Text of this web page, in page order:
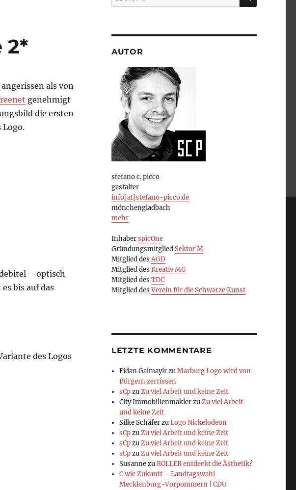
2*
als von
genehmigt
die ersten
Logo.
– optisch
bis auf das
des Logos
nach:
AUTOR
stefano c. picco
gestalter
info[at]stefano-picco.de
mönchengladbach
mehr
InhaberspicOne
GründungsmitgliedSektor M
Mitglied desAGD
Mitglied des Kreativ MG
Mitglied des TDC
Mitglied desVerein für die Schwarze Kunst
LETZTE KOMMENTARE
Fidan GalmayirzuMarburg Logo wird von
Bürgern zerrissen
sCpzuZu viel Arbeit und keine Zeit
City ImmobilienmaklerzuZu viel Arbeit
und keine Zeit
Silke SchäferzuLogo Nickelodeon
sCpzuZu viel Arbeit und keine Zeit
sCpzuZu viel Arbeit und keine Zeit
sCpzuZu viel Arbeit und keine Zeit
SusannezuROLLER entdeckt die Ästhetik?
C wie Zukunft – Landtagswahl
Mecklenburg-Vorpommern | CDU